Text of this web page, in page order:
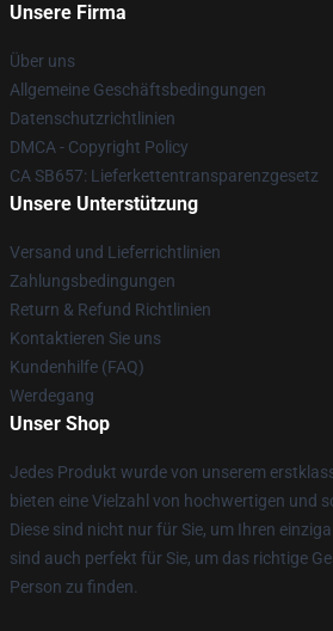
Unsere Firma
Über uns
Allgemeine Geschäftsbedingungen
Datenschutzrichtlinien
DMCA - Copyright Policy
CA SB657: Lieferkettentransparenzgesetz
Unsere Unterstützung
Versand und Lieferrichtlinien
Zahlungsbedingungen
Return & Refund Richtlinien
Kontaktieren Sie uns
Kundenhilfe (FAQ)
Werdegang
Unser Shop
Jedes Produkt wurde von unserem
bieten eine Vielzahl von hochwertigen und
Diese sind nicht nur für Sie, um Ihren
sind auch perfekt für Sie, um das richtige
Person zu finden.